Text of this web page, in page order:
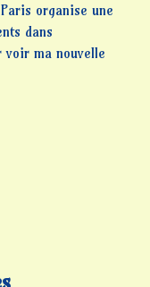
organise une
dans
voir ma nouvelle